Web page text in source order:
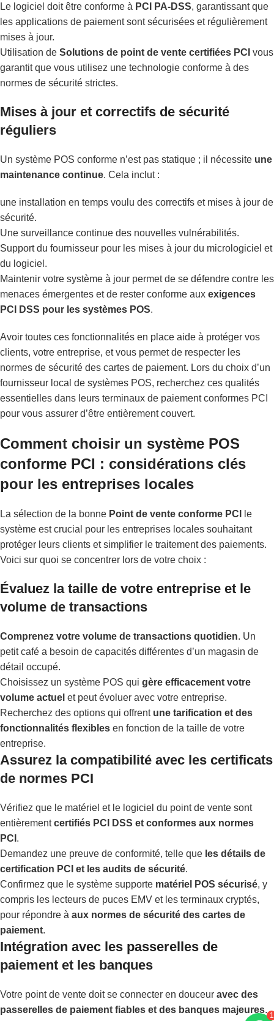
Le logiciel doit être conforme à PCI PA-DSS, garantissant que
les applications de paiement sont sécurisées et régulièrement
mises à jour.
Utilisation de Solutions de point de vente certifiées PCI vous
garantit que vous utilisez une technologie conforme à des
normes de sécurité strictes.
Mises à jour et correctifs de sécurité
réguliers
Un système POS conforme n’est pas statique ; il nécessite une
maintenance continue. Cela inclut :
une installation en temps voulu des correctifs et mises à jour de
sécurité.
Une surveillance continue des nouvelles vulnérabilités.
Support du fournisseur pour les mises à jour du micrologiciel et
du logiciel.
Maintenir votre système à jour permet de se défendre contre les
menaces émergentes et de rester conforme aux exigences
PCI DSS pour les systèmes POS.
Avoir toutes ces fonctionnalités en place aide à protéger vos
clients, votre entreprise, et vous permet de respecter les
normes de sécurité des cartes de paiement. Lors du choix d’un
fournisseur local de systèmes POS, recherchez ces qualités
essentielles dans leurs terminaux de paiement conformes PCI
pour vous assurer d’être entièrement couvert.
Comment choisir un système POS
conforme PCI : considérations clés
pour les entreprises locales
La sélection de la bonne Point de vente conforme PCI
le
système est crucial pour les entreprises locales souhaitant
protéger leurs clients et simplifier le traitement des paiements.
Voici sur quoi se concentrer lors de votre choix :
Évaluez la taille de votre entreprise et le
volume de transactions
Comprenez votre volume de transactions quotidien. Un
petit café a besoin de capacités différentes d’un magasin de
détail occupé.
Choisissez un système POS qui gère efficacement votre
volume actuel et peut évoluer avec votre entreprise.
Recherchez des options qui offrent une tarification et des
fonctionnalités flexibles en fonction de la taille de votre
entreprise.
Assurez la compatibilité avec les certificats
de normes PCI
Vérifiez que le matériel et le logiciel du point de vente sont
entièrementcertifiés PCI DSS et conformes aux normes
PCI .
Demandez une preuve de conformité, telle que les détails de
certification PCI et les audits de sécurité.
Confirmez que le système supporte matériel POS sécurisé, y
compris les lecteurs de puces EMV et les terminaux cryptés,
pour répondre à aux normes de sécurité des cartes de
paiement.
Intégration avec les passerelles de
paiement et les banques
Votre point de vente doit se connecter en douceur avec des
passerelles de paiement fiables et des banques majeures.